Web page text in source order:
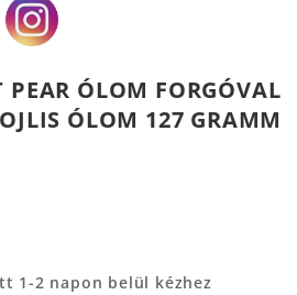
PEAR ÓLOM FORGÓVAL
ÓLOM 127 GRAMM
1-2 napon belül kézhez